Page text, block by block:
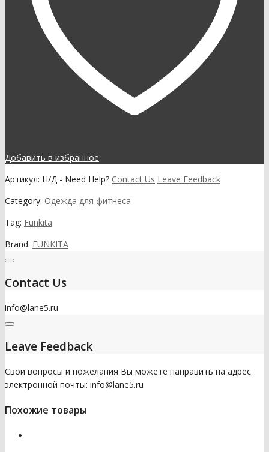
Добавить в избранное
Артикул: Н/Д - Need Help? Contact Us Leave Feedback
Category: Одежда для фитнеса
Tag: Funkita
Brand: FUNKITA
Contact Us
info@lane5.ru
Leave Feedback
Свои вопросы и пожелания Вы можете направить на адрес
электронной почты: info@lane5.ru
Похожие товары